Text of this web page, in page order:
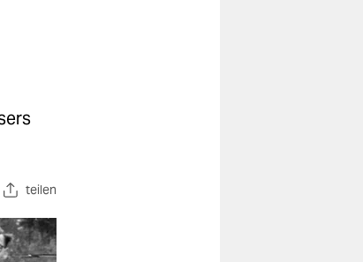
teilen